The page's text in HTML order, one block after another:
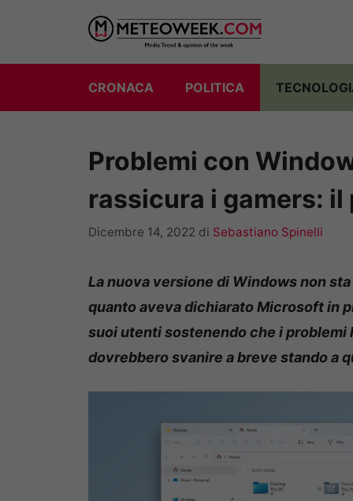
contenuto
CRONACA POLITICA
Problemi con
rassicura i gamers:
Dicembre 14, 2022 di Sebastiano Spinelli
La nuova versione di Windows non
quanto aveva dichiarato Microsoft in
suoi utenti sostenendo che i
dovrebbero svanire a breve stando a